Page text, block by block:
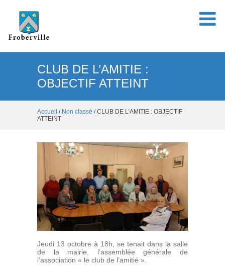
CLUB DE L’AMITIE :
OBJECTIF ATTEINT
Accueil / Non classé / CLUB DE L’AMITIE : OBJECTIF
ATTEINT
Jeudi 13 octobre à 18h, se tenait dans la salle
de la mairie, l’assemblée générale de
l’association « le club de l’amitié ».